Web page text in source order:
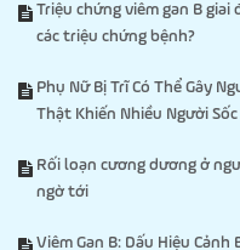
Triệu chứng viêm gan B giai
các triệu chứng bệnh?
Phụ Nữ Bị Trĩ Có Thể Gây
Thật Khiến Nhiều Người Sốc
Rối loạn cương dương ở
ngờ tới
Viêm Gan B: Dấu Hiệu Cảnh